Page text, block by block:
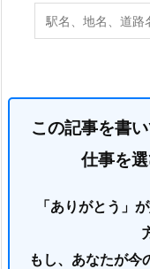
この記事を書
仕事を選
「ありがとう」
もし、あなたが今